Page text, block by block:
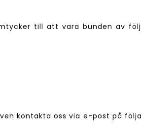
till att vara bunden av
kontakta oss via e-post på